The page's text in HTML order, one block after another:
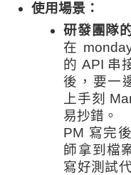
使用場景：
研發團隊
在
的 API 串
後，要一
上手刻
易抄錯。
PM 寫完
師拿到檔
寫好測試